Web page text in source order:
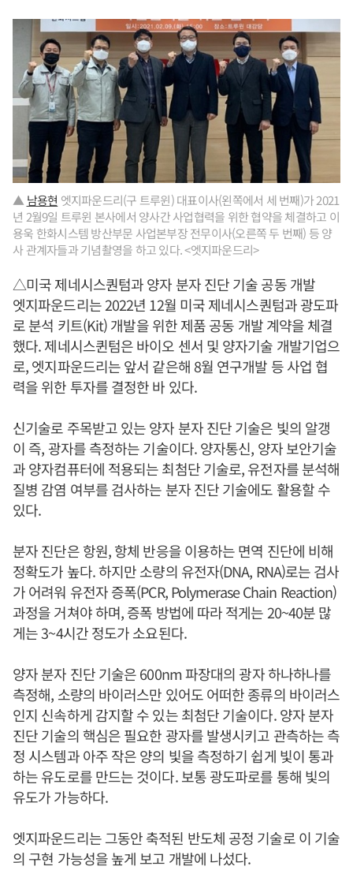
▲남용현 엣지파운드리(구 트루윈) 대표이사(왼쪽에서 세 번째)가 2021
년 2월9일 트루윈 본사에서 양사간 사업협력을 위한 협약을 체결하고 이
용욱 한화시스템 방산부문 사업본부장 전무이사(오른쪽 두 번째) 등 양
사 관계자들과 기념촬영을 하고 있다. <엣지파운드리>
△미국 제네시스퀀텀과 양자 분자 진단 기술 공동 개발
엣지파운드리는 2022년 12월 미국 제네시스퀀텀과 광도파
로 분석 키트(Kit) 개발을 위한 제품 공동 개발 계약을 체결
했다. 제네시스퀸텀은 바이오 센서 및 양자기술 개발기업으
로, 엣지파운드리는 앞서 같은해 8월 연구개발 등 사업 협
력을 위한 투자를 결정한 바 있다.
신기술로 주목받고 있는 양자 분자 진단 기술은 빛의 알갱
이 즉, 광자를 측정하는 기술이다. 양자통신, 양자 보안기술
과 양자컴퓨터에 적용되는 최첨단 기술로, 유전자를 분석해
질병 감염 여부를 검사하는 분자 진단 기술에도 활용할 수
있다.
분자 진단은 항원, 항체 반응을 이용하는 면역 진단에 비해
정확도가 높다. 하지만 소량의 유전자(DNA, RNA)로는 검사
가 어려워 유전자 증폭(PCR, Polymerase Chain Reaction)
과정을 거쳐야 하며, 증폭 방법에 따라 적게는 20~40분 많
게는 3~4시간 정도가 소요된다.
양자 분자 진단 기술은 600nm 파장대의 광자 하나하나를
측정해, 소량의 바이러스만 있어도 어떠한 종류의 바이러스
인지 신속하게 감지할 수 있는 최첨단 기술이다. 양자 분자
진단 기술의 핵심은 필요한 광자를 발생시키고 관측하는 측
정 시스템과 아주 작은 양의 빛을 측정하기 쉽게 빛이 통과
하는 유도로를 만드는 것이다. 보통 광도파로를 통해 빛의
유도가 가능하다.
엣지파운드리는 그동안 축적된 반도체 공정 기술로 이 기술
의 구현 가능성을 높게 보고 개발에 나섰다.